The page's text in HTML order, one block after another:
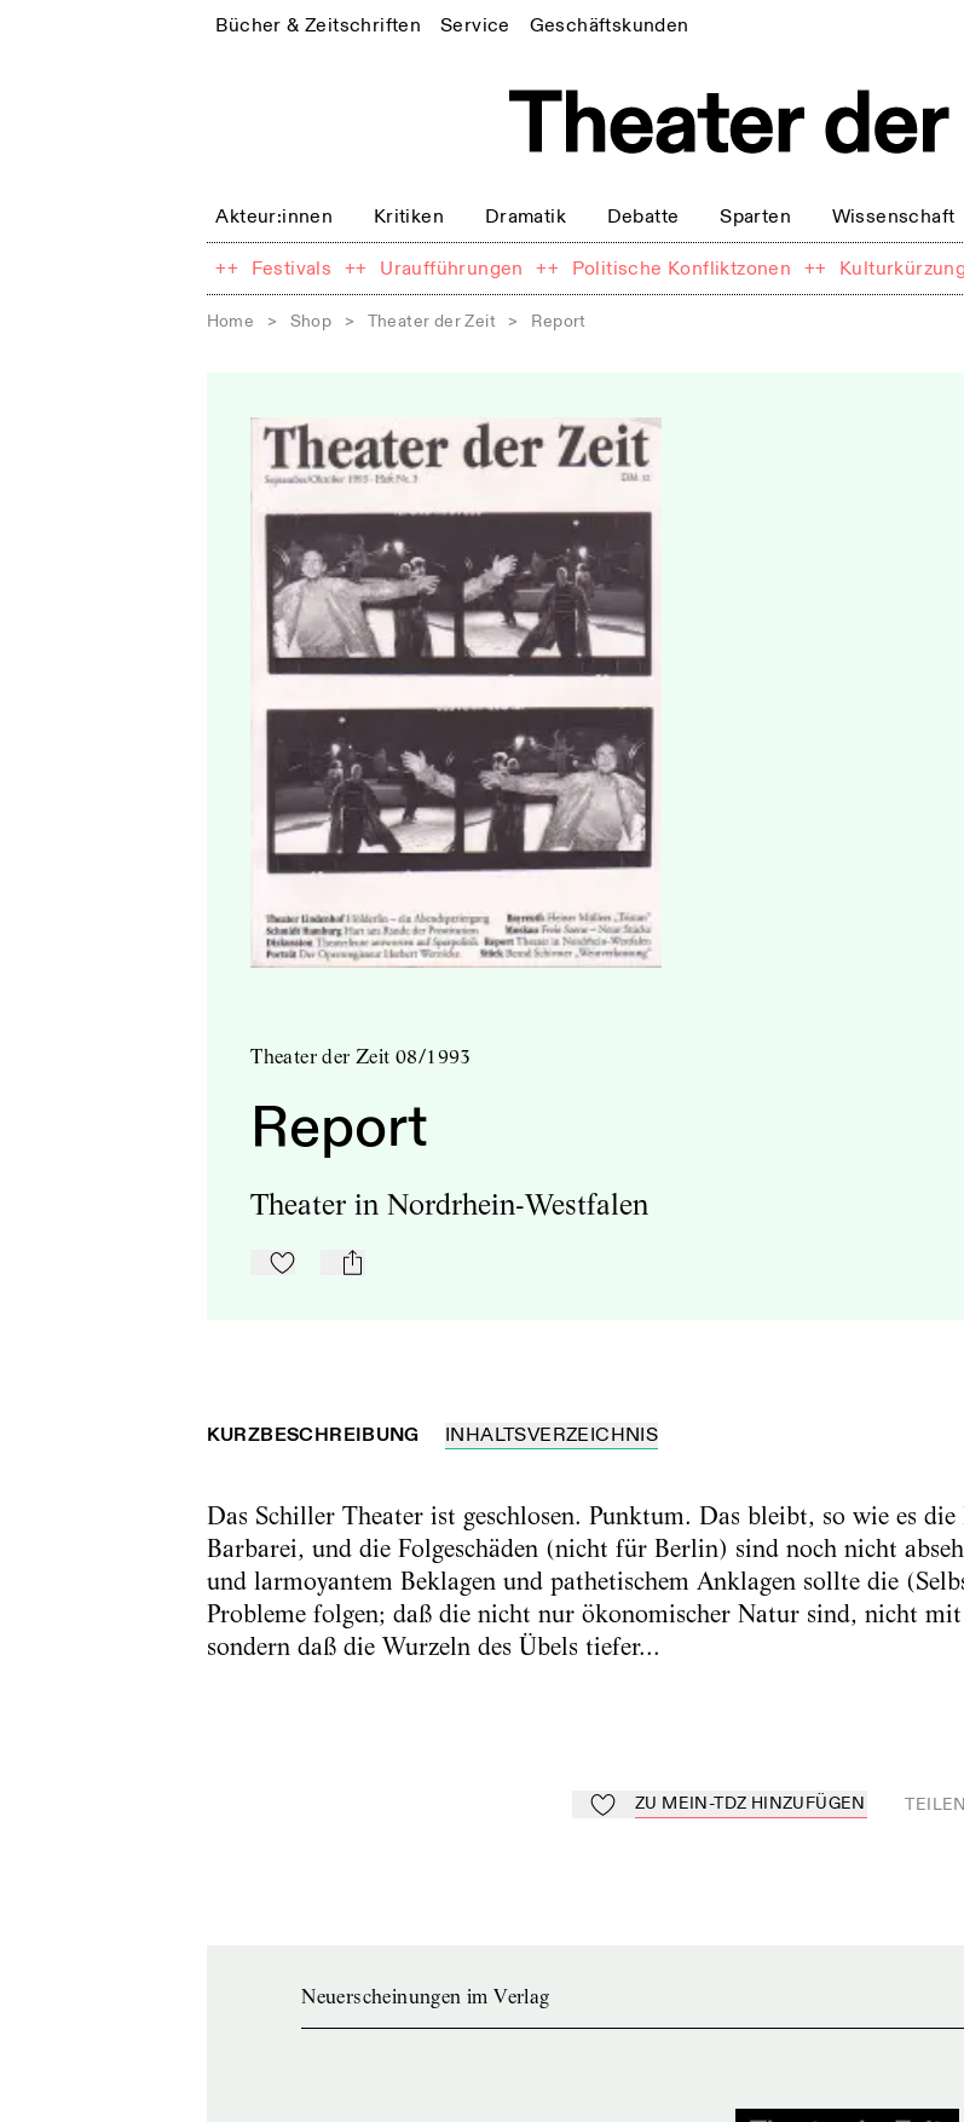
Bücher & Zeitschriften Service Geschäftskunden
Akteur:innen Kritiken Dramatik Debatte Sparten Wissenschaft
++ Festivals ++ Uraufführungen ++ Politische Konfliktzonen ++
Home > Shop > Theater der Zeit > Report
Theater der Zeit 08/1993
Report
Theater in Nordrhein-Westfalen
Zu Mein-TdZ hinzufügen
mail
KURZBESCHREIBUNG INHALTSVERZEICHNIS
Das Schiller Theater ist geschlosen. Punktum. Das bleibt, so wie es
Barbarei, und die Folgeschäden (nicht für Berlin) sind noch nicht
und larmoyantem Beklagen und pathetischem Anklagen sollte die
Probleme folgen; daß die nicht nur ökonomischer Natur sind, nicht mit
sondern daß die Wurzeln des Übels tiefer...
Zu Mein-TdZ hinzufügen
ZU MEIN-TDZ HINZUFÜGEN TEILEN
Neuerscheinungen im Verlag